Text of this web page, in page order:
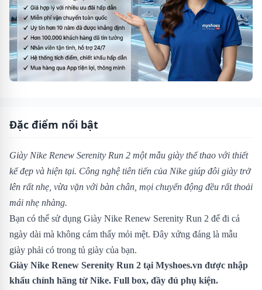
Đặc điểm nổi bật
Giày Nike Renew Serenity Run 2 một mẫu giày thể thao với thiết
kế đẹp và hiện tại. Công nghệ tiên tiến của Nike giúp đôi giày trở
lên rất nhẹ, vừa vặn với bàn chân, mọi chuyển động đều rất thoải
mái nhẹ nhàng.
Bạn có thể sử dụng Giày Nike Renew Serenity Run 2 để đi cả
ngày dài mà không cảm thấy mỏi mệt. Đây xứng đáng là mẫu
giày phải có trong tủ giày của bạn.
Giày Nike Renew Serenity Run 2 tại Myshoes.vn được nhập
khẩu chính hãng từ Nike. Full box, đầy đủ phụ kiện.